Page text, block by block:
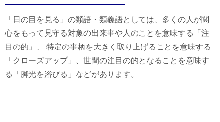
「日の目を見る」の類語・類義語としては、多くの人が関
心をもって見守る対象の出来事や人のことを意味する「注
目の的」、 特定の事柄を大きく取り上げることを意味する
「クローズアップ」、世間の注目の的となることを意味す
る「脚光を浴びる」などがあります。